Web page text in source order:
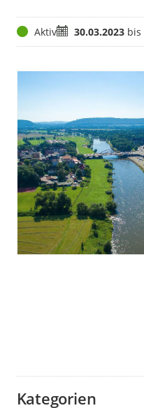
StatusAktivZeitraum
30.03.2023bis
Kategorien